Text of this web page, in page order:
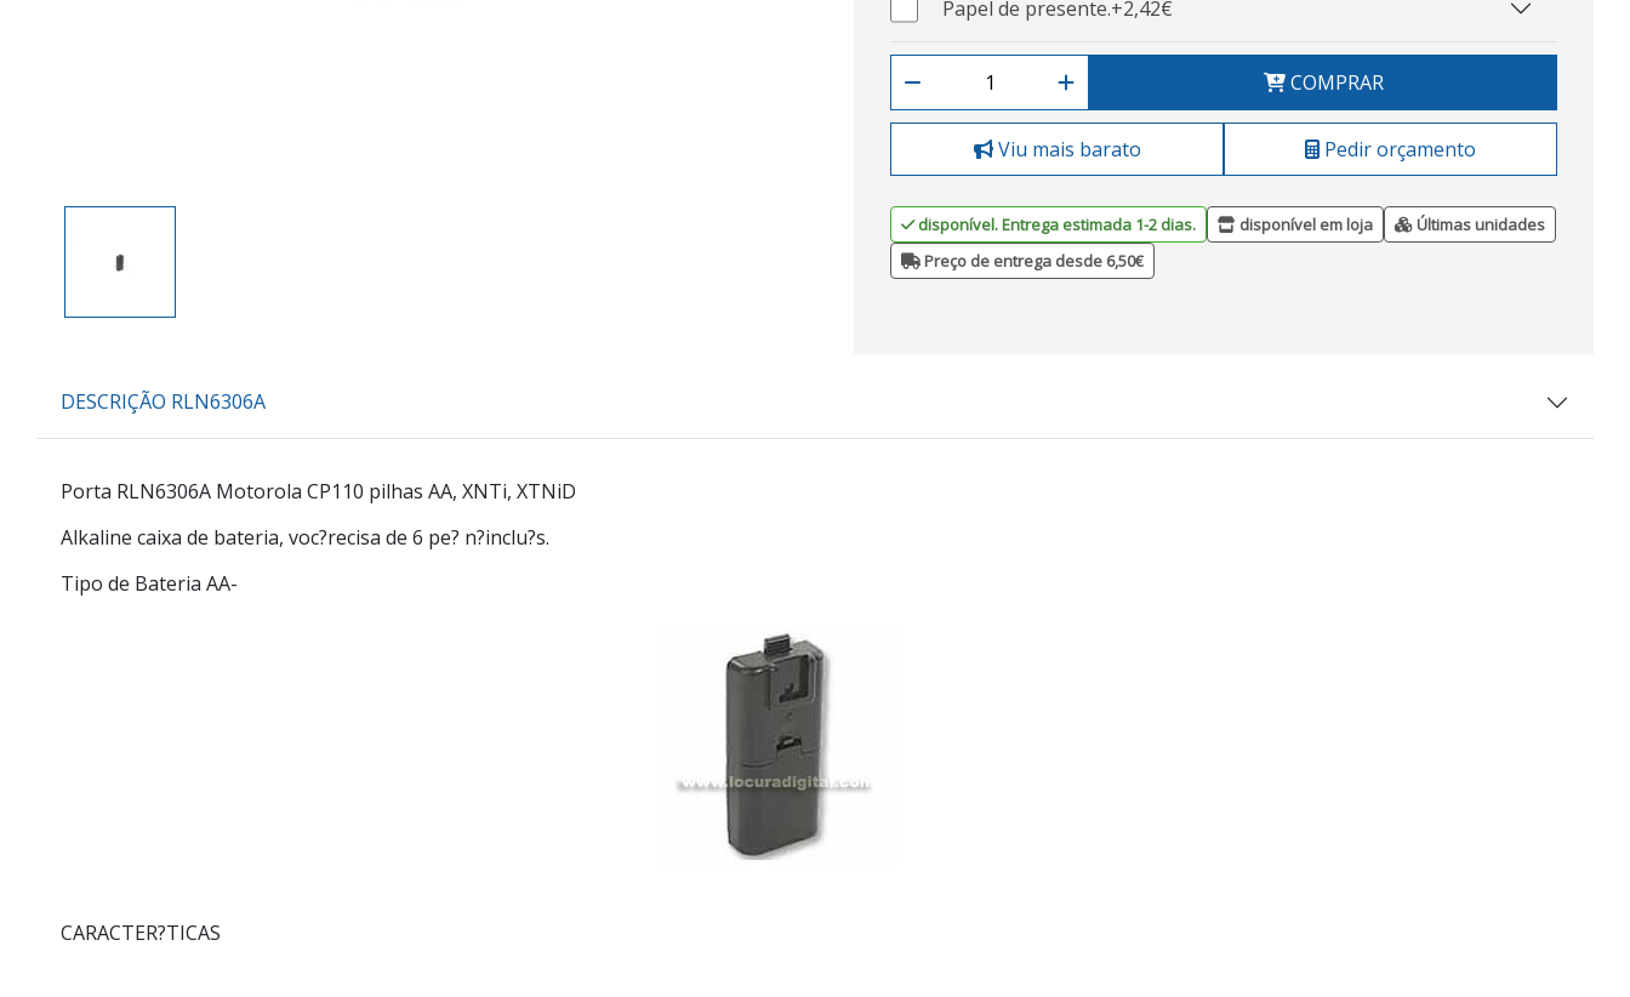
Papel de presente.+2,42€
COMPRAR
Viu mais barato Pedir orçamento
disponível. Entrega estimada 1-2 dias. disponível em loja
Últimas unidades
Preço de entrega desde 6,50€
DESCRIÇÃO RLN6306A
Porta RLN6306A Motorola CP110 pilhas AA, XNTi, XTNiD
Alkaline caixa de bateria, voc?recisa de 6 pe? n?inclu?s.
Tipo de Bateria AA-
CARACTER?TICAS